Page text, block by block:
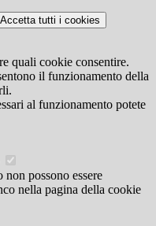
Accetta tutti i cookies
quali cookie consentire.
il funzionamento della
al funzionamento potete
possono essere
nella pagina della cookie